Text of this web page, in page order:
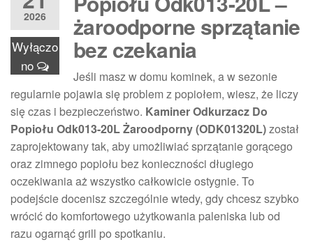
2026
Wyłączo
no
żaroodporne sprzątanie
bez czekania
Jeśli masz w domu kominek, a w sezonie
regularnie pojawia się problem z popiołem, wiesz, że liczy
się czas i bezpieczeństwo. Kaminer Odkurzacz Do
Popiołu Odk013-20L Żaroodporny (ODK01320L)został
zaprojektowany tak, aby umożliwiać sprzątanie gorącego
oraz zimnego popiołu bez konieczności długiego
oczekiwania aż wszystko całkowicie ostygnie. To
podejście docenisz szczególnie wtedy, gdy chcesz szybko
wrócić do komfortowego użytkowania paleniska lub od
razu ogarnąć grill po spotkaniu.